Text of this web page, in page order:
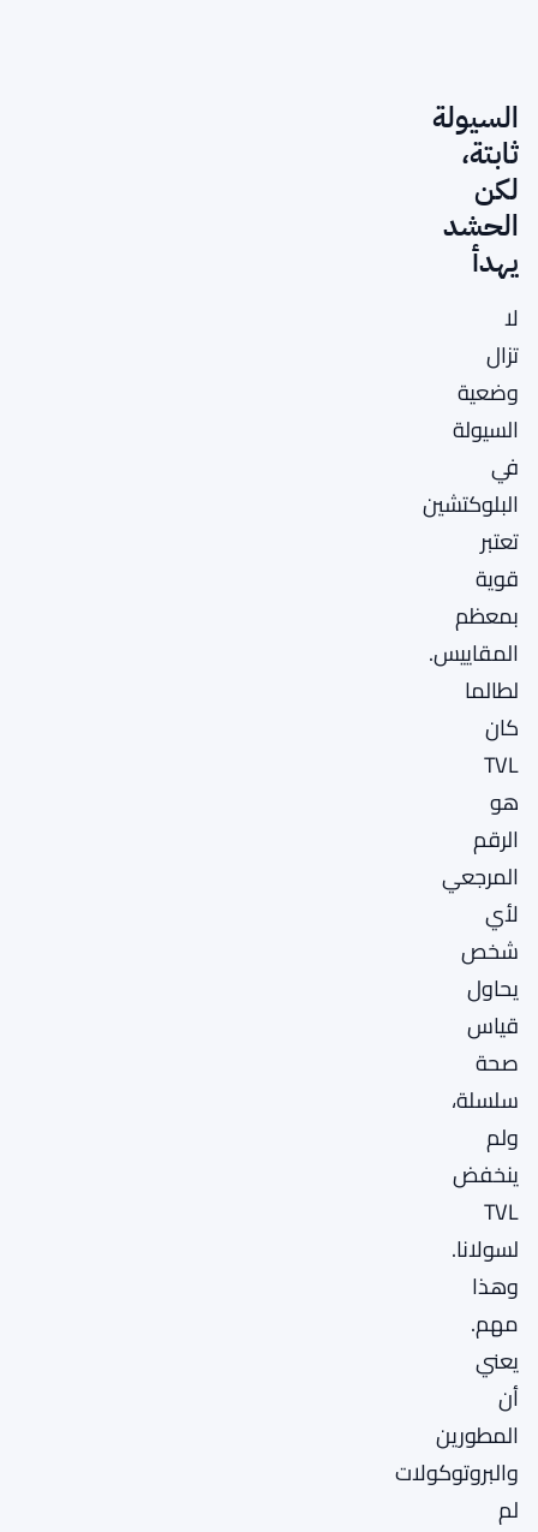
السيولة
ثابتة،
لكن
الحشد
يهدأ
لا
تزال
وضعية
السيولة
في
البلوكتشين
تعتبر
قوية
بمعظم
المقاييس.
لطالما
كان
TVL
هو
الرقم
المرجعي
لأي
شخص
يحاول
قياس
صحة
سلسلة،
ولم
ينخفض
TVL
لسولانا.
وهذا
مهم.
يعني
أن
المطورين
والبروتوكولات
لم